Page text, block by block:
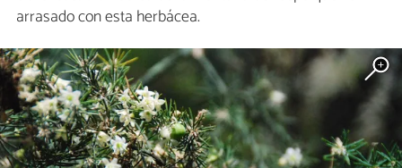
arrasado con esta herbácea.